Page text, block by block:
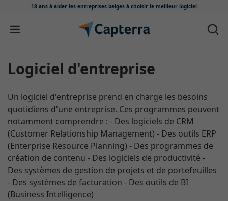
18 ans à aider les entreprises belges à choisir le meilleur logiciel
Passer au contenu
logiciel d'entreprise
Un logiciel d'entreprise prend en charge les besoins
quotidiens d'une entreprise. Ces programmes peuvent
notamment comprendre : - Des logiciels de CRM
(Customer Relationship Management) - Des outils ERP
(Enterprise Resource Planning) - Des programmes de
création de contenu - Des logiciels de productivité -
Des systèmes de gestion de projets et de portefeuilles
- Des systèmes de facturation - Des outils de BI
(Business Intelligence)